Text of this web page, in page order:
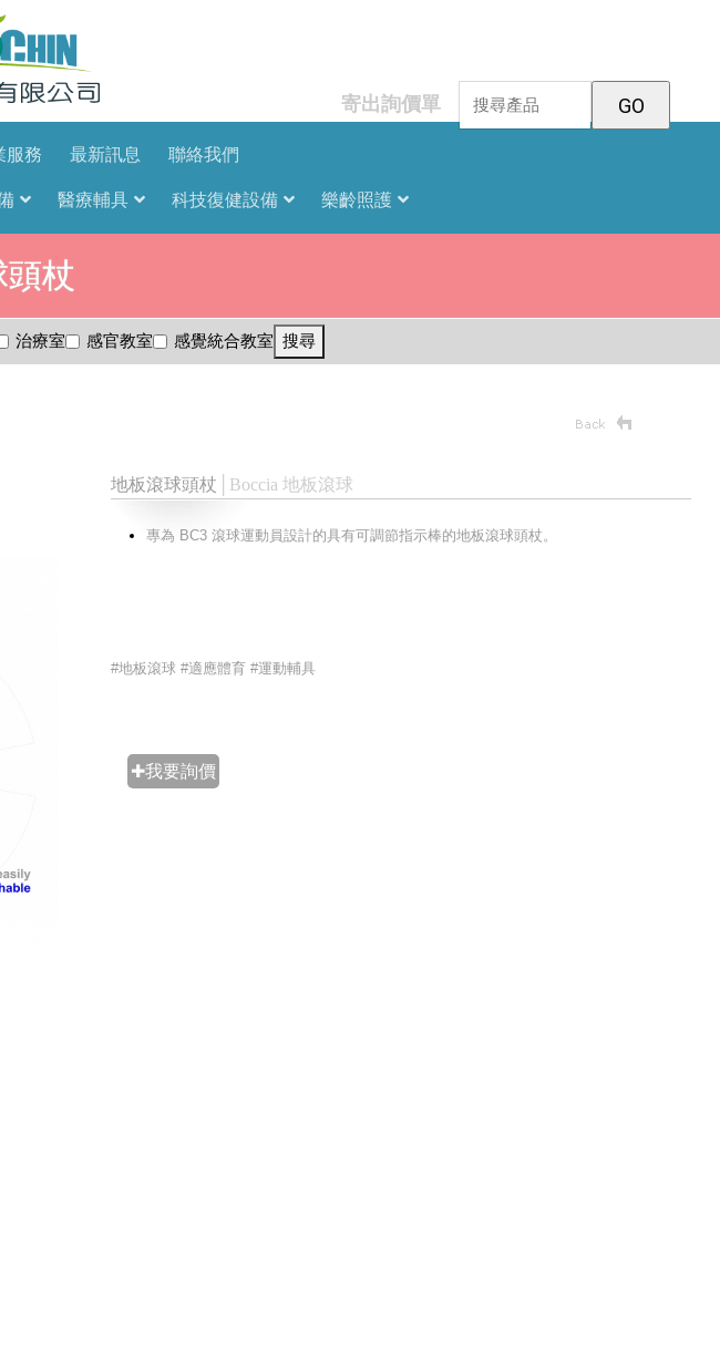
寄出詢價單
服務 最新訊息 聯絡我們
醫療輔具 科技復健設備 樂齡照護
杖
治療室 感官教室 感覺統合教室 搜尋
地板滾球頭杖 │Boccia 地板滾球
專為 BC3 滾球運動員設計的具有可調節指示棒的地板滾球頭杖。
#地板滾球 #適應體育 #運動輔具
✚我要詢價